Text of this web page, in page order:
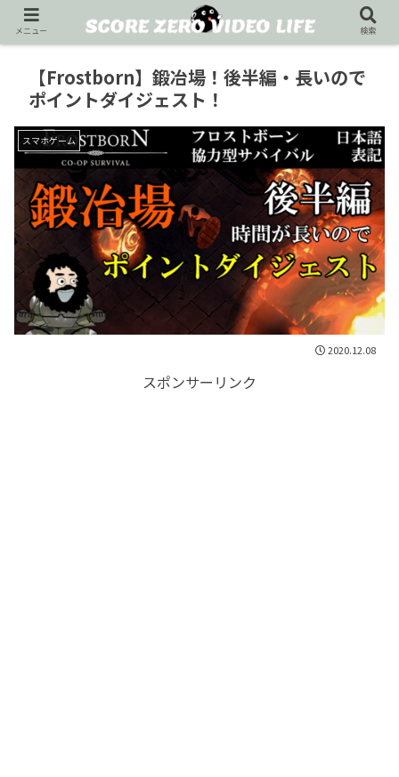
【Frostborn】鍛冶場！後半編・長いので
ポイントダイジェスト！
スマホゲーム
2020.12.08
スポンサーリンク
メニュー 検索